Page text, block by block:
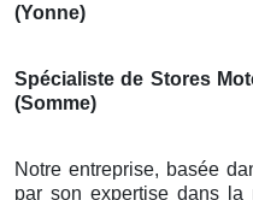
(Yonne)
Spécialiste de Stores
(Somme)
Notre entreprise, basée
par son expertise dans